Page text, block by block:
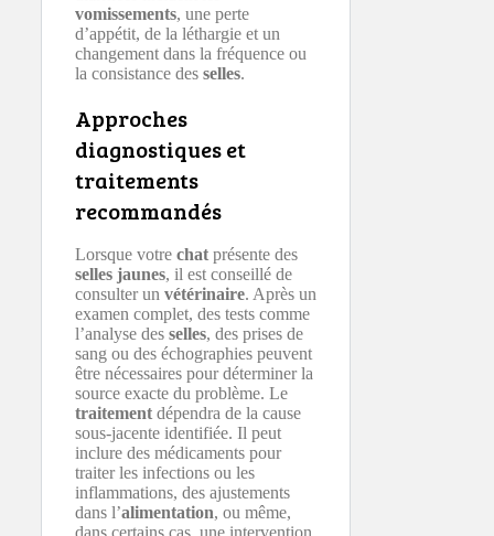
vomissements, une perte
d’appétit, de la léthargie et un
changement dans la fréquence ou
la consistance des selles.
Approches
diagnostiques et
traitements
recommandés
Lorsque votre chat présente des
selles jaunes, il est conseillé de
consulter un vétérinaire. Après un
examen complet, des tests comme
l’analyse des selles, des prises de
sang ou des échographies peuvent
être nécessaires pour déterminer la
source exacte du problème. Le
traitement dépendra de la cause
sous-jacente identifiée. Il peut
inclure des médicaments pour
traiter les infections ou les
inflammations, des ajustements
dans l’alimentation, ou même,
dans certains cas, une intervention